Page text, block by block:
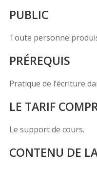
PUBLIC
Toute personne
PRÉREQUIS
Pratique de l’écriture
LE TARIF
Le support de cours.
CONTENU DE